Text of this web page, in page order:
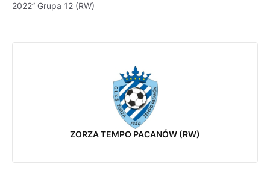
2022” Grupa 12 (RW)
ZORZA TEMPO PACANÓW (RW)